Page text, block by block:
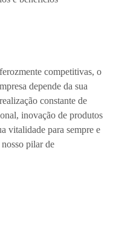
competitivas, o
depende da sua
constante de
inovação de produtos
vitalidade para sempre e
pilar de